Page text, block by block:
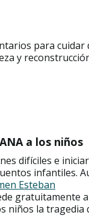
para cuidar
y
a los niños
difíciles e
infantiles.
Esteban
gratuitamente
niños la tragedia